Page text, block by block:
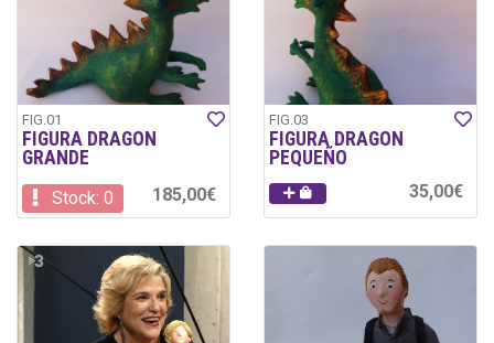
FIG.01
FIGURA DRAGON
GRANDE
Stock: 0 185,00€
FIG.03
FIGURA DRAGON
PEQUEÑO
35,00€